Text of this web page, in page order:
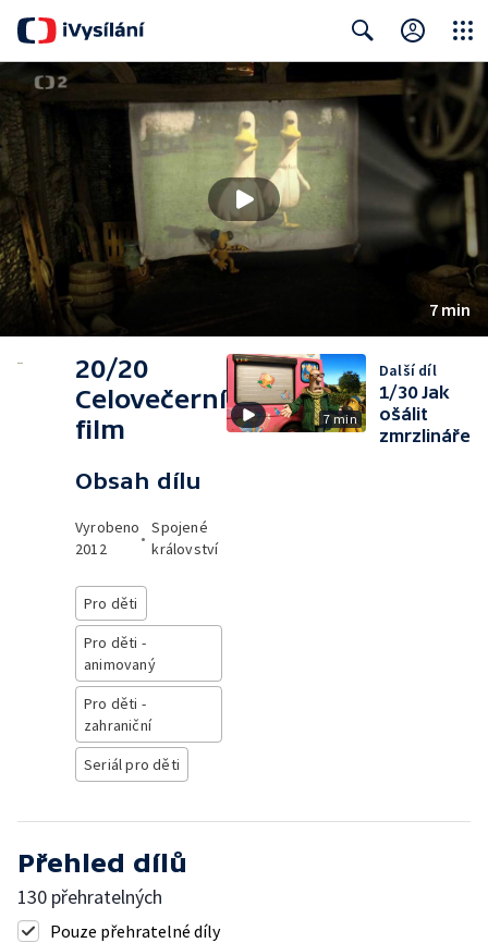
7 min
20/20
Celovečerní
film
Obsah dílu
Vyrobeno
2012
•
Spojené
království
Pro děti
Pro děti -
animovaný
Pro děti -
zahraniční
Seriál pro děti
7 min
Další díl
1/30 Jak
ošálit
zmrzlináře
Přehled dílů
130 přehratelných
Pouze přehratelné díly